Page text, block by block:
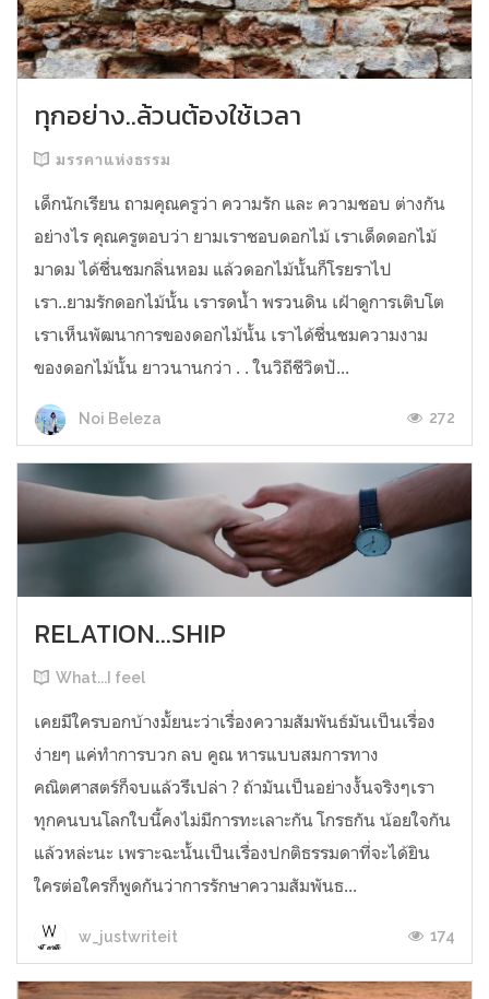
ทุกอย่าง..ล้วนต้องใช้เวลา
มรรคาแห่งธรรม
เด็กนักเรียน ถามคุณครูว่า ความรัก และ ความชอบ ต่างกัน
อย่างไร คุณครูตอบว่า ยามเราชอบดอกไม้ เราเด็ดดอกไม้
มาดม ได้ชื่นชมกลิ่นหอม แล้วดอกไม้นั้นก็โรยราไป
เรา..ยามรักดอกไม้นั้น เรารดน้ำ พรวนดิน เฝ้าดูการเติบโต
เราเห็นพัฒนาการของดอกไม้นั้น เราได้ชื่นชมความงาม
ของดอกไม้นั้น ยาวนานกว่า . . ในวิถีชีวิตปั...
Noi Beleza 272
RELATION...SHIP
What...I feel
เคยมีใครบอกบ้างมั้ยนะว่าเรื่องความสัมพันธ์มันเป็นเรื่อง
ง่ายๆ แค่ทำการบวก ลบ คูณ หารแบบสมการทาง
คณิตศาสตร์ก็จบแล้วรึเปล่า ? ถ้ามันเป็นอย่างงั้นจริงๆเรา
ทุกคนบนโลกใบนี้คงไม่มีการทะเลาะกัน โกรธกัน น้อยใจกัน
แล้วหล่ะนะ เพราะฉะนั้นเป็นเรื่องปกติธรรมดาที่จะได้ยิน
ใครต่อใครก็พูดกันว่าการรักษาความสัมพันธ...
w_justwriteit 174